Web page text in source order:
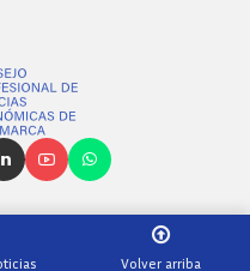
Soluciones web -Empleados
Volver arriba